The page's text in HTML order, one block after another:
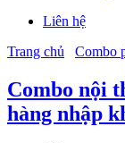
Liên hệ
Trang chủ
Combo
Combo nội
hàng nhập